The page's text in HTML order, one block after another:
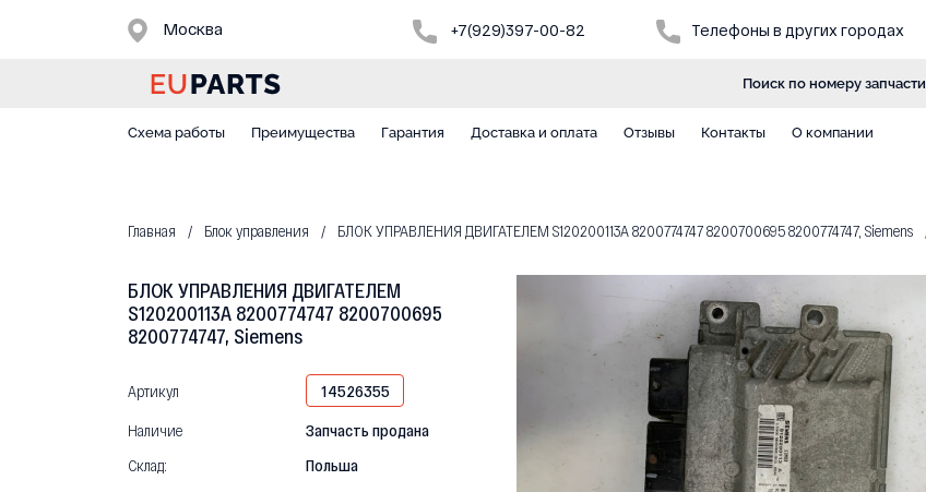
Москва +7(929)397-00-82 Телефоны в других городах
Поиск по номеру запчасти
Схема работы Преимущества Гарантия Доставка и оплата Отзывы Контакты О компании
Главная Блок управления БЛОК УПРАВЛЕНИЯ ДВИГАТЕЛЕМ S120200113A 8200774747 8200700695 8200774747, Siemens
БЛОК УПРАВЛЕНИЯ ДВИГАТЕЛЕМ
S120200113A 8200774747 8200700695
8200774747, Siemens
Артикул
14526355
Наличие
Запчасть продана
Склад:
Польша